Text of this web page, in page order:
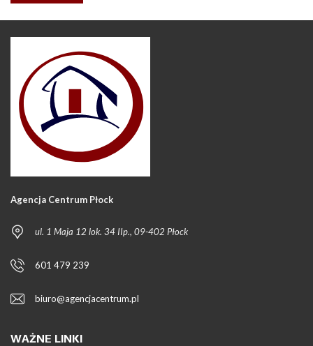
Agencja Centrum Płock
ul. 1 Maja 12 lok. 34 IIp., 09-402 Płock
601 479 239
biuro@agencjacentrum.pl
WAŻNE LINKI